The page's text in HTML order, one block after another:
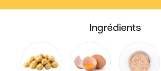
ingrédients